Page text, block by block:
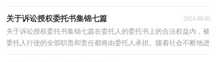
关于诉讼授权委托书集锦七篇 2024-08-01
关于诉讼授权委托书集锦七篇在委托人的委托书上的合法权益内，被
委托人行使的全部职责和责任都将由委托人承担。随着社会不断地进